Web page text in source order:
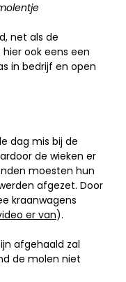
net als de
ook eens een
in bedrijf en open
dag mis bij de
de wieken er
moesten hun
afgezet. Door
kraanwagens
er van).
afgehaald zal
de molen niet